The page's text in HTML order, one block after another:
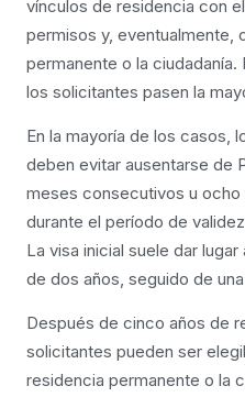
vínculos de residencia con
permisos y, eventualmente,
permanente o la
los solicitantes pasen la
En la mayoría de los casos,
deben evitar ausentarse de
meses consecutivos u
durante el período de
La visa inicial suele dar
de dos años, seguido de
Después de cinco años de
solicitantes pueden ser
residencia permanente o la